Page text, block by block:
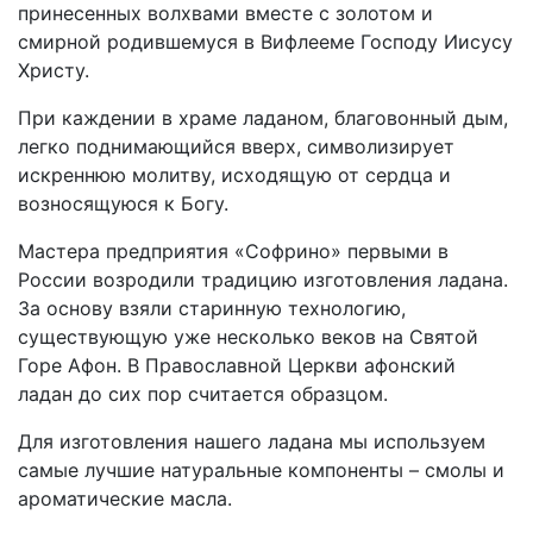
принесенных волхвами вместе с золотом и
смирной родившемуся в Вифлееме Господу Иисусу
Христу.
При каждении в храме ладаном, благовонный дым,
легко поднимающийся вверх, символизирует
искреннюю молитву, исходящую от сердца и
возносящуюся к Богу.
Мастера предприятия «Софрино» первыми в
России возродили традицию изготовления ладана.
За основу взяли старинную технологию,
существующую уже несколько веков на Святой
Горе Афон. В Православной Церкви афонский
ладан до сих пор считается образцом.
Для изготовления нашего ладана мы используем
самые лучшие натуральные компоненты – смолы и
ароматические масла.